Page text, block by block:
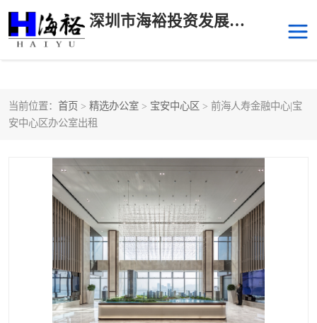
深圳市海裕投资发展有限公司
当前位置： 首页 > 精选办公室 > 宝安中心区 > 前海人寿金融中心|宝
安中心区办公室出租
后海
科技园中区 南山华侨城
深圳湾科技生态园
福田中心区写字楼租赁 宝安中心区
深圳宝安 福田车公庙
罗湖水贝 南山南油